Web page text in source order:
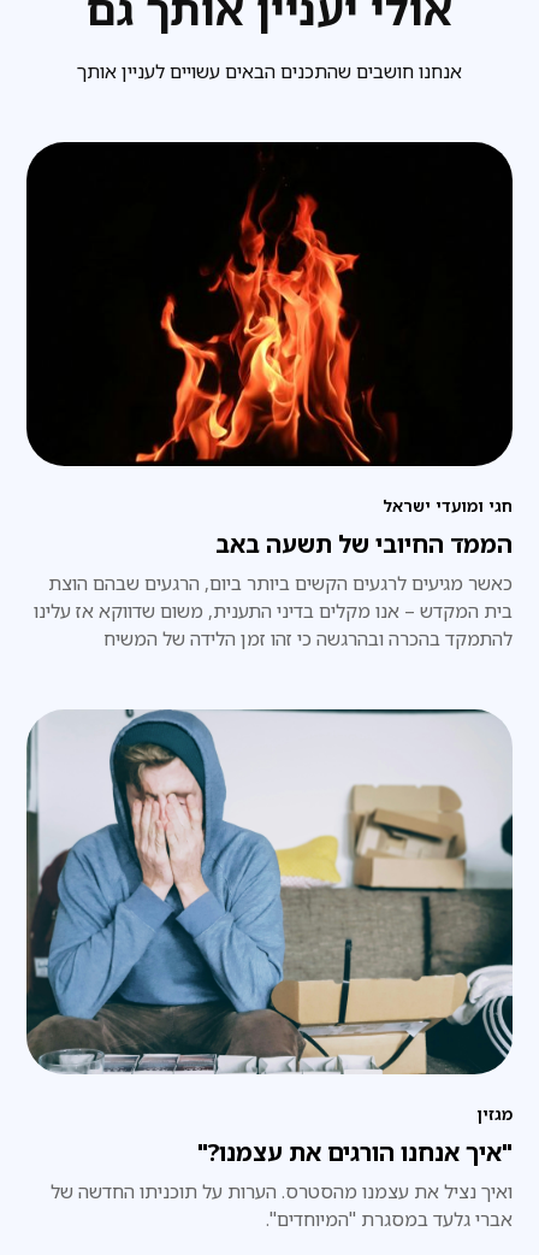
אנחנו חושבים שהתכנים הבאים עשויים לעניין אותך
חגי ומועדי ישראל
הממד החיובי של תשעה באב
כאשר מגיעים לרגעים הקשים ביותר ביום, הרגעים שבהם הוצת
בית המקדש – אנו מקלים בדיני התענית, משום שדווקא אז עלינו
להתמקד בהכרה ובהרגשה כי זהו זמן הלידה של המשיח
מגזין
"איך אנחנו הורגים את עצמנו?"
ואיך נציל את עצמנו מהסטרס. הערות על תוכניתו החדשה של
אברי גלעד במסגרת "המיוחדים".